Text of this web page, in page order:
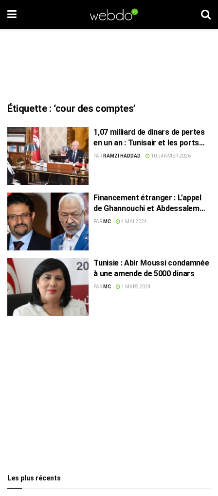
Étiquette : ‘cour des comptes’
1,07 milliard de dinars de pertes
en un an : Tunisair et les ports
parmi les plus touchés
PAR RAMZI HADDAD 10 JANVIER 2026
Financement étranger : L’appel
de Ghannouchi et Abdessalem
examiné le 17 mai
PAR MC 4 MAI 2024
Tunisie : Abir Moussi condamnée
à une amende de 5000 dinars
PAR MC 1 MARS 2024
Les plus récents